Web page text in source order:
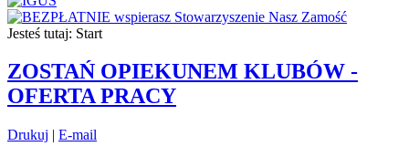
Jesteś tutaj: Start
ZOSTAŃ OPIEKUNEM KLUBÓW -
OFERTA PRACY
Drukuj | E-mail